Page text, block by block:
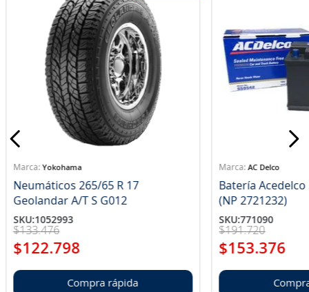
Yokohama
Neumáticos 265/65 R 17
Geolandar A/T S G012
SKU:1052993
$133.476
$122.798
Compra rápida
AC Delco
Batería Acedelco
(NP 2721232)
SKU:771090
$191.720
$153.376